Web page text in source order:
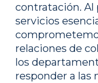
contratación. Al
servicios
relaciones de
los
responder a las